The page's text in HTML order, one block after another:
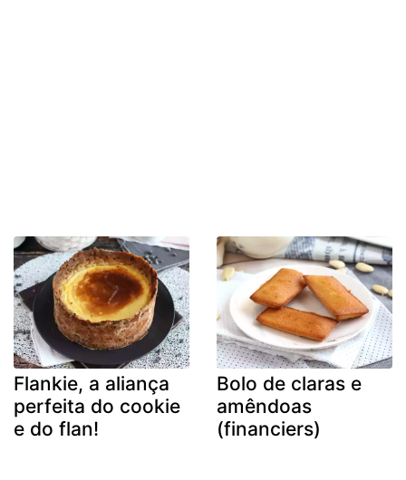
Flankie, a aliança
perfeita do cookie
e do flan!
Bolo de claras e
amêndoas
(financiers)